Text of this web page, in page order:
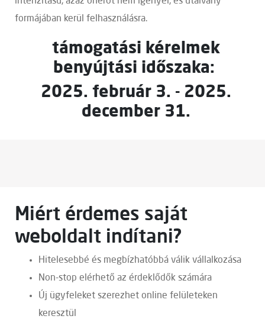
formájában kerül felhasználásra.
támogatási kérelmek
benyújtási időszaka:
2025. február 3. - 2025.
december 31.
Miért érdemes saját
weboldalt indítani?
Hitelesebbé és megbízhatóbbá válik vállalkozása
Non-stop elérhető az érdeklődők számára
Új ügyfeleket szerezhet online felületeken
keresztül